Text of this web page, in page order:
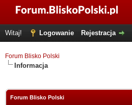
Witaj! Logowanie Rejestracja
Forum Blisko Polski
Informacja
Forum Blisko Polski